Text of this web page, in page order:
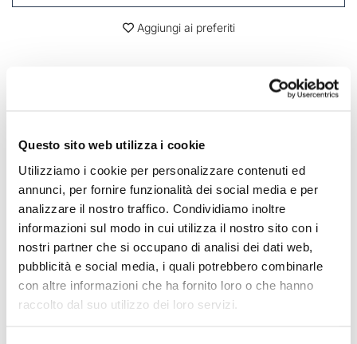
Questo sito web utilizza i cookie
Utilizziamo i cookie per personalizzare contenuti ed
annunci, per fornire funzionalità dei social media e per
analizzare il nostro traffico. Condividiamo inoltre
informazioni sul modo in cui utilizza il nostro sito con i
nostri partner che si occupano di analisi dei dati web,
pubblicità e social media, i quali potrebbero combinarle
con altre informazioni che ha fornito loro o che hanno
raccolto dal suo utilizzo dei loro servizi.
Aggiungi ai preferiti
configurazione sarebbe stato un peccato, quindi abbiamo
contachilometri, contagiri e gruppo spie al loro posto.
Compatibile solo con telaio faro anteriore PRO.
NB: per il montaggio delle spie originali nei modelli
R850R-R1100R-R1150R è necessario l'adattatore spie
originali cod 1562 (non compreso)
Per offrirvi il meglio miglioriamo costantemente nei
dettagli i nostri prodotti. Le immagini potrebbero essere
riferite ad una versione precedente.